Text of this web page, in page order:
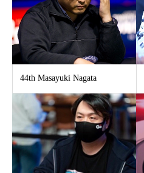
44th Masayuki Nagata